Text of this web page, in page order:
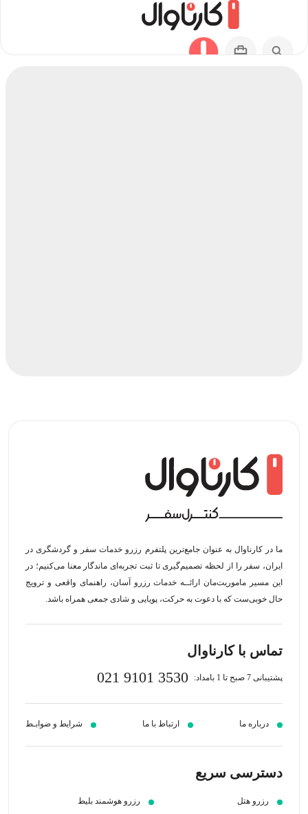
ما در کارناوال به عنوان جامع‌ترین پلتفرم رزرو خدمات سفر و گردشگری در
ایران، سفر را از لحظه‌ تصمیم‌گیری تا ثبت تجربه‌ای ماندگار معنا می‌کنیم؛ در
این مسیر‍ ماموریت‌مان اراﺋــﻪ خدمات رزرو آسان، راهنمای واقعی و ترویج
حال خوبی‌ست که با دعوت به حرکت، پویایی و شادی جمعی همراه باشد.
تماس با کارناوال
پشتیبانی 7 صبح تا 1 بامداد: 021 9101 3530
درباره ما ارتباط با ما شرایط و ضوابـط
دسترسی سریع
رزرو هتل
رزرو هوشمند بلیط